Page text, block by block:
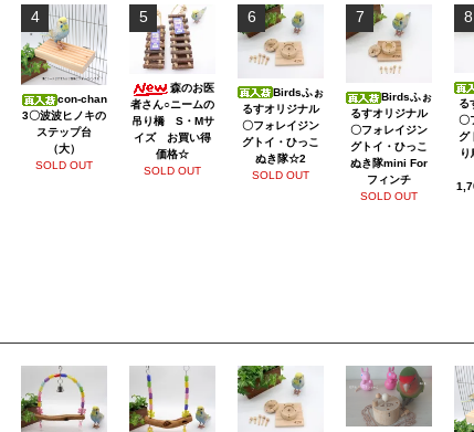
4
con-chan
3〇波波ヒノキの
ステップ台
（大）
SOLD OUT
5
森のお医
者さん○ニームの
吊り橋 S・Mサ
イズ お買い得
価格☆
SOLD OUT
6
Birdsふぉ
るすオリジナル
〇フォレイジン
グトイ・ひっこ
ぬき隊☆2
SOLD OUT
7
Birdsふぉ
るすオリジナル
〇フォレイジン
グトイ・ひっこ
ぬき隊mini For
フィンチ
SOLD OUT
8
る
〇
グ